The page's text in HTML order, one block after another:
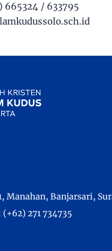
665324 / 633795
Manahan, Banjarsari,
271 734735